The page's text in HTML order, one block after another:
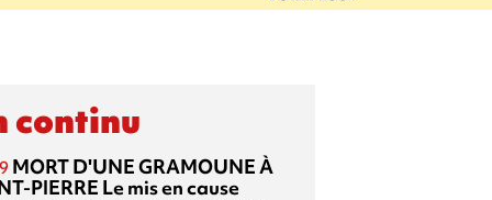
continu
MORT D'UNE GRAMOUNE À
PIERRE Le mis en cause